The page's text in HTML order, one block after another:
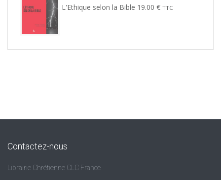
L'Ethique selon la Bible 19.00 € TTC
Contactez-nous
Librairie Chrétienne CLC France